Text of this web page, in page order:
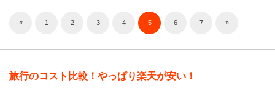
« 1 2 3 4 5 6 7 »
旅行のコスト比較！やっぱり楽天が安い！